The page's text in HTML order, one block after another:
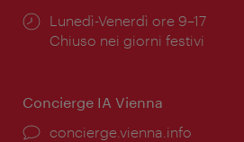
Orari
di
Lunedì-Venerdì ore 9–17
Chiuso nei giorni festivi
Concierge IA Vienna
Ort:
concierge.vienna.info